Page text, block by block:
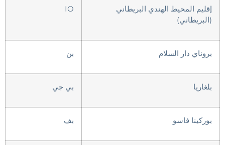
إقليم المحيط الهندي البريطاني
(البريطاني)
IO
بروناي دار السلام بن
بلغاريا بي جي
بوركينا فاسو بف